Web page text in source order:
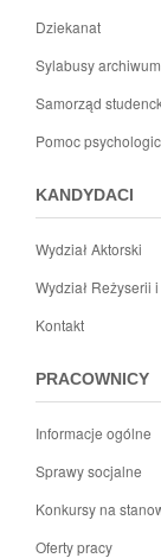
Dziekanat
Sylabusy archiwum
Samorząd
Pomoc
KANDYDACI
Wydział Aktorski
Wydział Reżyserii
Kontakt
PRACOWNICY
Informacje ogólne
Sprawy socjalne
Konkursy na
Oferty pracy